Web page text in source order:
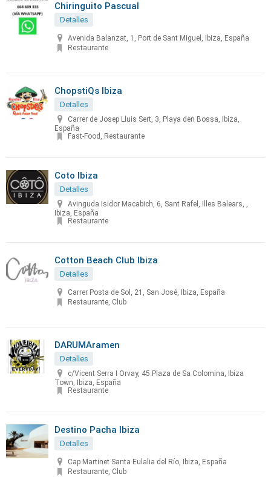
Chiringuito Pascual
Detalles
Avenida Balanzat, 1, Port de Sant Miguel, Ibiza, España
Restaurante
ChopstiQs Ibiza
Detalles
Carrer de Josep Lluis Sert, 3, Playa den Bossa, Ibiza,
España
Fast-Food, Restaurante
Coto Ibiza
Detalles
Avinguda Isidor Macabich, 6, Sant Rafel, Illes Balears, ,
Ibiza, España
Restaurante
Cotton Beach Club Ibiza
Detalles
Carrer Posta de Sol, 21, San José, Ibiza, España
Restaurante, Club
DARUMAramen
Detalles
c/Vicent Serra I Orvay, 45 Plaza de Sa Colomina, Ibiza
Town, Ibiza, España
Restaurante
Destino Pacha Ibiza
Detalles
Cap Martinet Santa Eulalia del Río, Ibiza, España
Restaurante, Club